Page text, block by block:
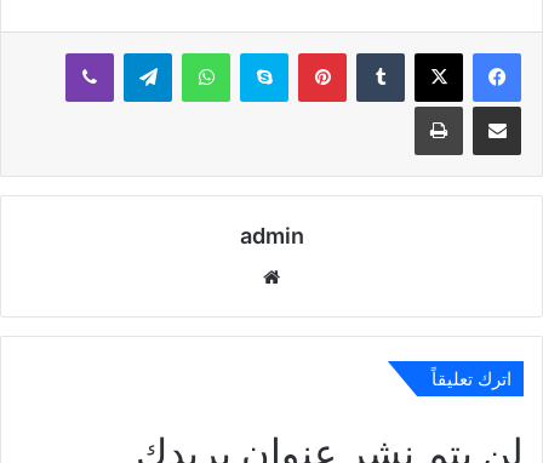
بينتيريستسكايب واتساب تيلقرام ڤايبر
مشاركة عبر البريد طباعة
admin
اترك تعليقاً
لن يتم نشر عنوان بريدك